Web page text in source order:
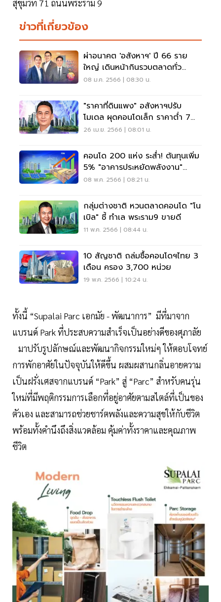
สุขุมวิท 71 ถนนพระราม 9
ข่าวที่เกี่ยวข้อง
ผ่าอนาคต 'อสังหาฯ' ปี 66 ราย
ใหญ่ เดินหน้ากินรวบตลาดทั่ว
ประเทศ
08 ม.ค. 2566 | 08:30 น.
"ราคาที่ดินแพง" อสังหาฯปรับ
โมเดล ผุดคอนโดเล็ก ราคาต่ำ 7
หมื่นต่อตร.ม. มาแรง
26 เม.ย. 2566 | 08:01 น.
คอนโด 200 แห่ง ระส่ำ! ต้นทุนเพิ่ม
5% "อาคารประหยัดพลังงาน"
เกณฑ์ก่อสร้างใหม่
08 พ.ค. 2566 | 08:21 น.
กลุ่มต่างชาติ หวนตลาดคอนโด "โน
เบิล" ชี้ ทำเล พระราม9 ขายดี
11 พ.ค. 2566 | 08:44 น.
10 สัญชาติ ถล่มซื้อคอนโดฯไทย 3
เดือน ครอง 3,700 หน่วย
19 พ.ค. 2566 | 10:24 น.
ทั้งนี้ “Supalai Parc เอกมัย - พัฒนาการ” มีที่มาจาก
แบรนด์ Park ที่ประสบความสำเร็จเป็นอย่างดีของศุภาลัย
มาปรับรูปลักษณ์และพัฒนากิจกรรมใหม่ๆ ให้ตอบโจทย์
การพักอาศัยในปัจจุบันให้ดีขึ้น ผสมผสานกลิ่นอายความ
เป็นฝรั่งเศสจากแบรนด์ “Park” สู่ “Parc” สำหรับคนรุ่น
ใหม่ที่มีพฤติกรรมการเลือกที่อยู่อาศัยตามสไตล์ที่เป็นของ
ตัวเอง และสามารถช่วยชาร์ตพลังและความสุขให้กับชีวิต
พร้อมทั้งคำนึงถึงสิ่งแวดล้อม คุ้มค่าทั้งราคาและคุณภาพ
ชีวิต